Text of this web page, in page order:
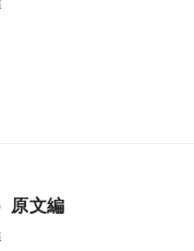
原文編